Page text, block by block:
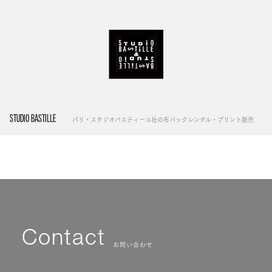
STUDIO BASTILLE パリ・スタジオバスティーユ社の布バックレンタル・プリント販売
Contact お問い合わせ